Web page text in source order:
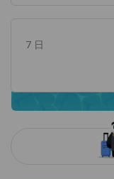
7 日